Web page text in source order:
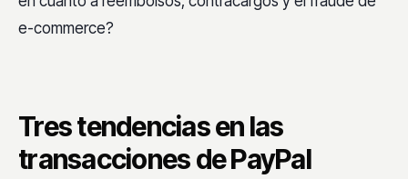
e-commerce?
Tres tendencias en las
transacciones de PayPal